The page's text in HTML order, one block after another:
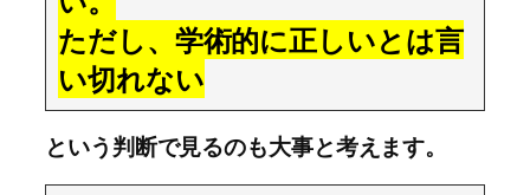
ただし、学術的に正しいとは言
い切れない
という判断で見るのも大事と考えます。